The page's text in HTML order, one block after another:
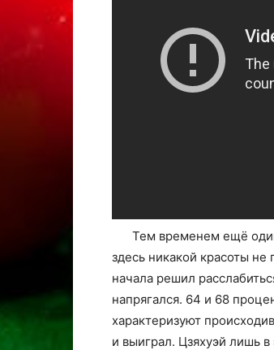
Тем временем ещё
здесь никакой красоты
начала решил
напрягался. 64 и 68
характеризуют
и выиграл. Цзяхуэй лишь